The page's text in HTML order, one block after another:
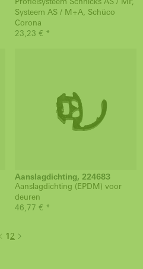
Systeem AS / M+A, Schüco
Corona
23,23 € *
Aanslagdichting, 224683
Aanslagdichting (EPDM) voor
deuren
46,77 € *
1 2